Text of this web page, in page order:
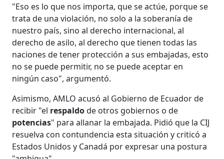
"Eso es lo que nos importa, que se actúe, porque se
trata de una violación, no solo a la soberanía de
nuestro país, sino al derecho internacional, al
derecho de asilo, al derecho que tienen todas las
naciones de tener protección a sus embajadas, esto
no se puede permitir, no se puede aceptar en
ningún caso", argumentó.
Asimismo, AMLO acusó al Gobierno de Ecuador de
recibir "el respaldode otros gobiernos o de
potencias" para allanar la embajada. Pidió que la CIJ
resuelva con contundencia esta situación y criticó a
Estados Unidos y Canadá por expresar una postura